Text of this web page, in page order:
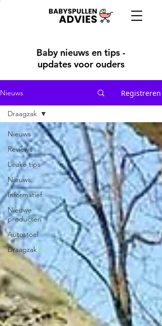
Nieuws Registreren
Nieuws
Reviews
Leuke tips
Nieuws
Informatief
Nieuwe
producten
Autostoel
Draagzak
Draagzak
Baby nieuws en tips -
updates voor ouders